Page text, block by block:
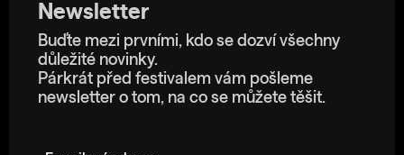
Newsletter
Buďte mezi prvními, kdo se dozví všechny
důležité novinky.
Párkrát před festivalem vám pošleme
newsletter o tom, na co se můžete těšit.